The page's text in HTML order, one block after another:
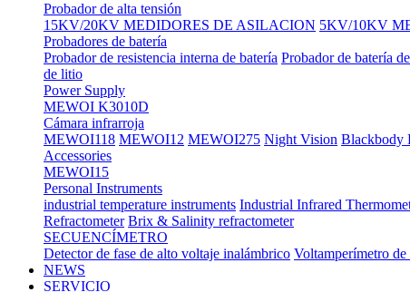
Probador de alta tensión
15KV/20KV MEDIDORES DE ASILACION 5KV/10KV
Probadores de batería
Probador de resistencia interna de batería Probador de batería
de litio
Power Supply
MEWOI K3010D
Cámara infrarroja
MEWOI118 MEWOI12 MEWOI275 Night Vision Blackbody
Accessories
MEWOI15
Personal Instruments
industrial temperature instruments Industrial Infrared
Refractometer Brix & Salinity refractometer
SECUENCÍMETRO
Detector de fase de alto voltaje inalámbrico Voltamperímetro de
NEWS
SERVICIO